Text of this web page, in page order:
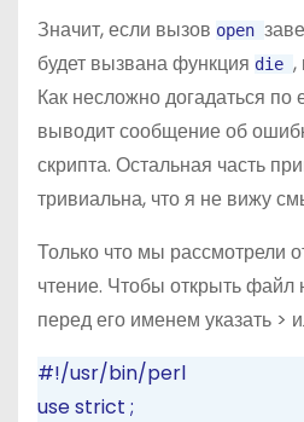
Значит, если вызов open
будет вызвана функция die ,
Как несложно догадаться
выводит сообщение об
скрипта. Остальная часть
тривиальна, что я не вижу
Только что мы рассмотрели
чтение. Чтобы открыть файл
перед его именем указать >
#!/usr/bin/perl
usestrict ;